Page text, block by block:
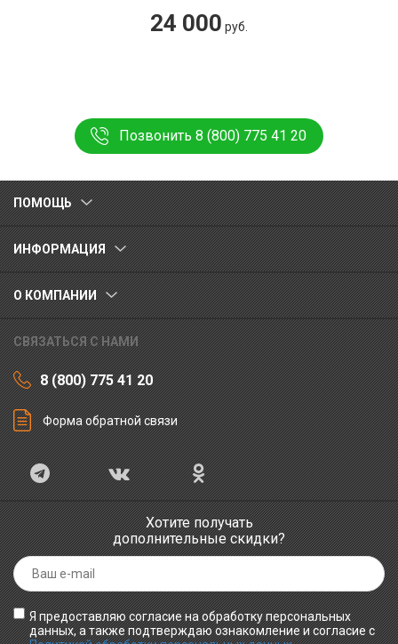
24 000 руб.
Позвонить 8 (800) 775 41 20
ПОМОЩЬ
ИНФОРМАЦИЯ
О КОМПАНИИ
СВЯЗАТЬСЯ С НАМИ
8 (800) 775 41 20
Форма обратной связи
Хотите получать
дополнительные скидки?
Я предоставляю согласие на обработку персональных
данных, а также подтверждаю ознакомление и согласие с